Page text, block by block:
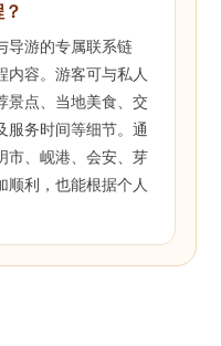
导游的专属联系链
内容。游客可与私人
景点、当地美食、交
服务时间等细节。通
市、岘港、会安、芽
顺利，也能根据个人